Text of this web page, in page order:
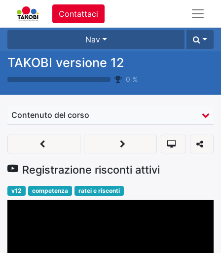
Contattaci
Nav
TAKOBI versione 12
0 %
Contenuto del corso
Registrazione risconti attivi
v12 competenza ratei e risconti